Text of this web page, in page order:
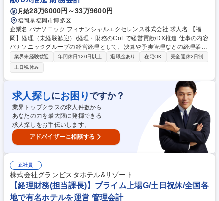
月給28万6000円～33万9600円
福岡県福岡市博多区
企業名 パナソニック フィナンシャルエクセレンス株式会社 求人名 【福
岡】経理（未経験歓迎）/経理・財務のCoEで経営貢献/DX推進 仕事の内容
パナソニックグループの経営経理として、決算や予実管理などの経理業務
から、ＤＸ・ＡＩを活用した業務プロセス改善、経営管理の支援まで幅広
く担当。 ・経理・会計業務（決算、工場会計、予実・資金管理等） ・業
務プロセス改善（ＤＸ・ＡＩ活用の業務効率化） ・事業戦略支援（目標策
定の基礎業務等） ・内部統制、経営分析、経営管理など 専門性を高めな
がら、業務改善や周囲との連携においてリーダーシップを発揮し、将来的
にはチームを牽引する役割を担っていただきます。 募集職種 【福岡】経
理（未経験歓迎）/経理・財務のCoEで経営貢献/DX推進
業界未経験歓迎 年間休日120日以上 退職金あり 在宅OK
完全週休2日制
土日祝休み
求人探しにお困り ですか？
業界トップクラスの求人件数から
あなたの力を最大限に発揮できる
求人探しをお手伝いします。
アドバイザーに相談する
正社員
株式会社グランビスタホテル&リゾート
【経理財務(担当課長)】プライム上場G/土日祝休/全国各
地で有名ホテルを運営 管理会計